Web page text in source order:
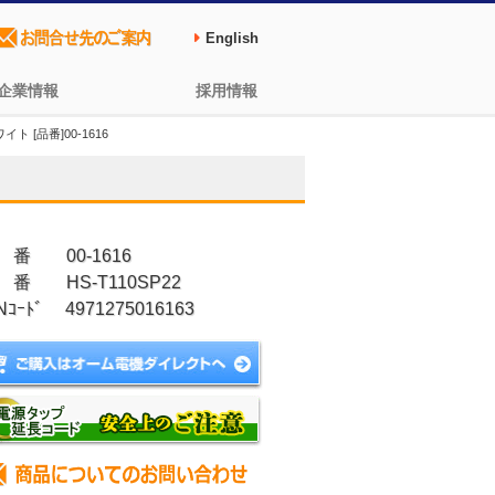
業情報 採用情報
English
イト [品番]00-1616
番 00-1616
HS-T110SP22
ｺｰﾄﾞ 4971275016163